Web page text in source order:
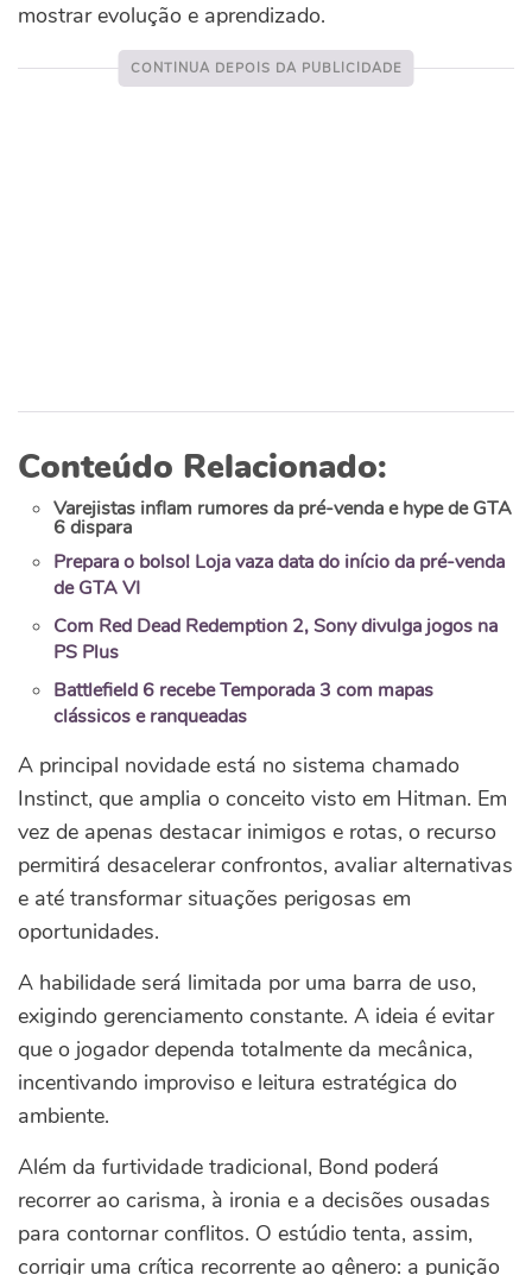
mostrar evolução e aprendizado.
Conteúdo Relacionado:
Varejistas inflam rumores da pré-venda e hype de GTA
6 dispara
Prepara o bolso! Loja vaza data do início da pré-venda
de GTA VI
Com Red Dead Redemption 2, Sony divulga jogos na
PS Plus
Battlefield 6 recebe Temporada 3 com mapas
clássicos e ranqueadas
A principal novidade está no sistema chamado
Instinct, que amplia o conceito visto em Hitman. Em
vez de apenas destacar inimigos e rotas, o recurso
permitirá desacelerar confrontos, avaliar alternativas
e até transformar situações perigosas em
oportunidades.
A habilidade será limitada por uma barra de uso,
exigindo gerenciamento constante. A ideia é evitar
que o jogador dependa totalmente da mecânica,
incentivando improviso e leitura estratégica do
ambiente.
Além da furtividade tradicional, Bond poderá
recorrer ao carisma, à ironia e a decisões ousadas
para contornar conflitos. O estúdio tenta, assim,
corrigir uma crítica recorrente ao gênero: a punição